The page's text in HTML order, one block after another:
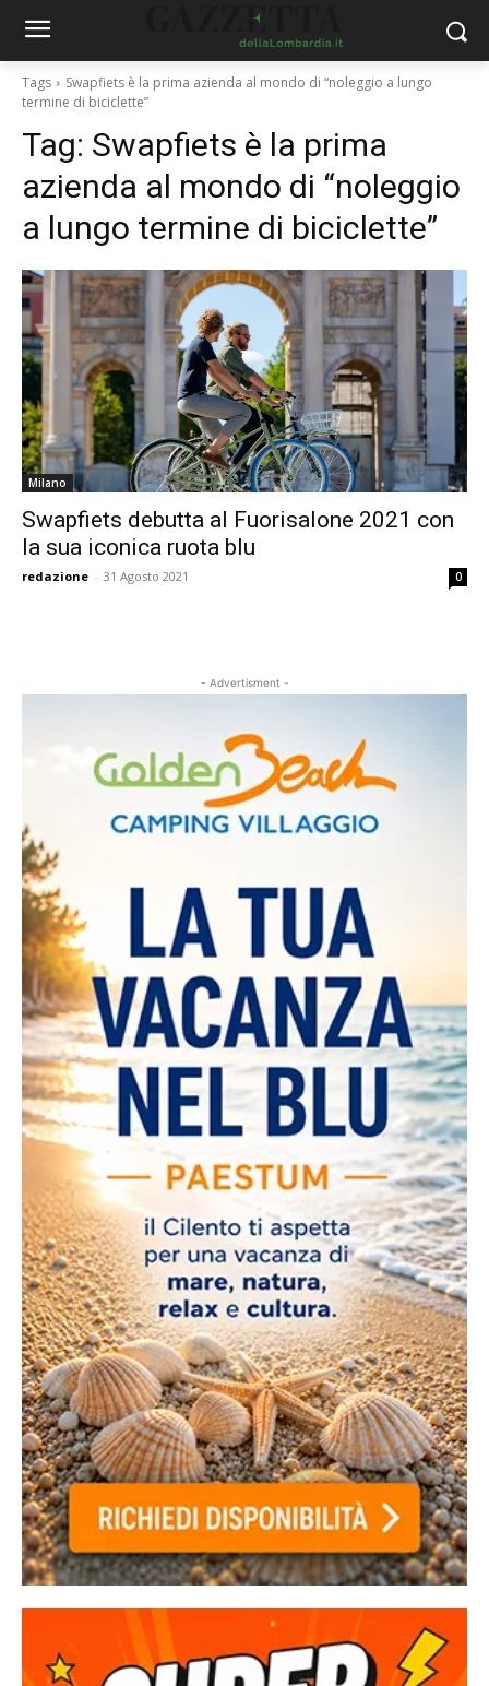
Tags
Swapfiets è la prima azienda al mondo di “noleggio a lungo
termine di biciclette”
Tag: Swapfiets è la prima
azienda al mondo di “noleggio
a lungo termine di biciclette”
Milano
Swapfiets debutta al Fuorisalone 2021 con
la sua iconica ruota blu
redazione - 31 Agosto 2021 0
- Advertisment -